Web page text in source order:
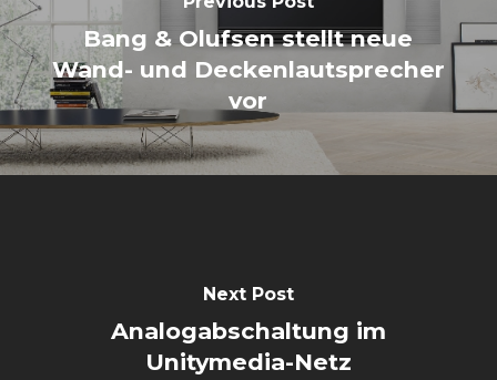
Bang & Olufsen stellt neue
Wand- und Deckenlautsprecher
vor
Next Post
Analogabschaltung im
Unitymedia-Netz